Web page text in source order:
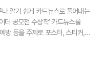
관련 법을 강화하는 한편, 기존엔
든 직장에 성폭력 신고 채널을
모든 성폭력 불만 사항을
영했다. 라틴 아메리카 전역을
알기 쉽게 카드뉴스로 풀어내는
터 공모전 수상작’ 카드뉴스를
방 등을 주제로 포스터, 스티커,
창의적으로 보여주고 있습니다.